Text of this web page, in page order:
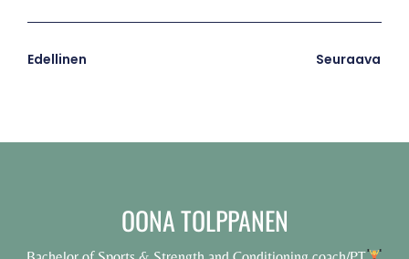
Edellinen Seuraava
OONA TOLPPANEN